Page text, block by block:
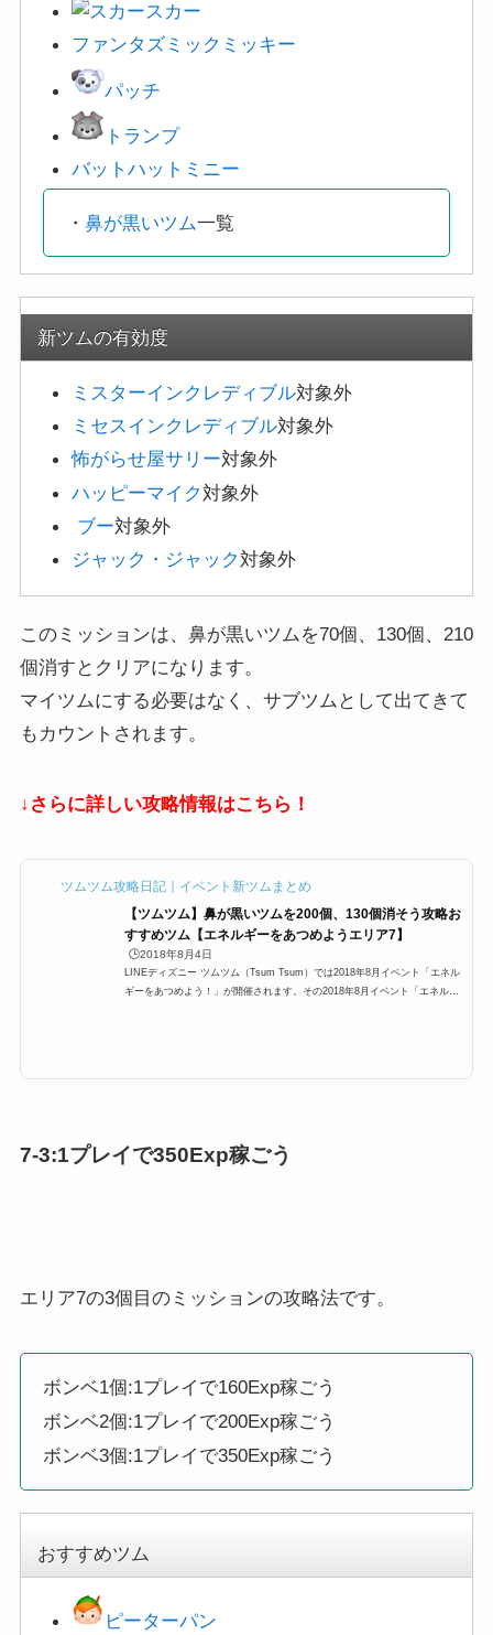
スカー
ファンタズミックミッキー
パッチ
トランプ
バットハットミニー
・ 鼻が黒いツム一覧
新ツムの有効度
ミスターインクレディブル対象外
ミセスインクレディブル対象外
怖がらせ屋サリー対象外
ハッピーマイク対象外
ブー対象外
ジャック・ジャック対象外
このミッションは、鼻が黒いツムを70個、130個、210
個消すとクリアになります。
マイツムにする必要はなく、サブツムとして出てきて
もカウントされます。
↓さらに詳しい攻略情報はこちら！
ツムツム攻略日記｜イベント新ツムまとめ
【ツムツム】鼻が黒いツムを200個、130個消そう攻略お
すすめツム【エネルギーをあつめようエリア7】
🕒️2018年8月4日
LINEディズニー ツムツム（Tsum Tsum）では2018年8月イベント「エネル
ギーをあつめよう！」が開催されます。その2018年8月イベント「エネルギ
7-3:1プレイで350Exp稼ごう
エリア7の3個目のミッションの攻略法です。
ボンベ1個:1プレイで160Exp稼ごう
ボンベ2個:1プレイで200Exp稼ごう
ボンベ3個:1プレイで350Exp稼ごう
おすすめツム
ピーターパン